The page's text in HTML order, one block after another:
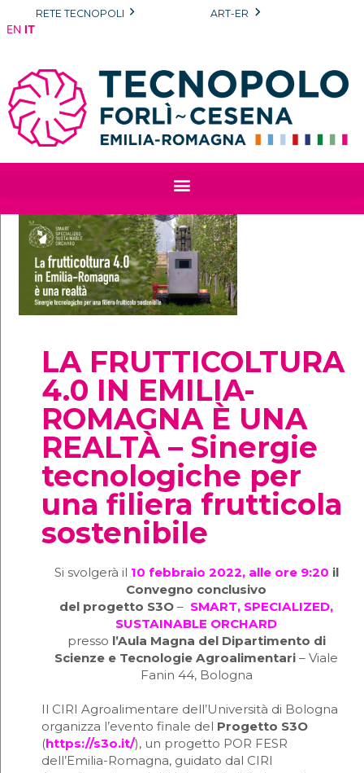
al
RETE TECNOPOLI ART-ER
EN IT
LA FRUTTICOLTURA
4.0 IN EMILIA-
ROMAGNA È UNA
REALTÀ – Sinergie
tecnologiche per
una filiera frutticola
sostenibile
Si svolgerà il 10 febbraio 2022, alle ore 9:20 il
Convegno conclusivo
del progetto S3O – SMART, SPECIALIZED,
SUSTAINABLE ORCHARD
presso l’Aula Magna del Dipartimento di
Scienze e Tecnologie Agroalimentari – Viale
Fanin 44, Bologna
Il CIRI Agroalimentare dell’Università di Bologna
organizza l’evento finale del Progetto S3O
(https://s3o.it/), un progetto POR FESR
dell’Emilia-Romagna, guidato dal CIRI